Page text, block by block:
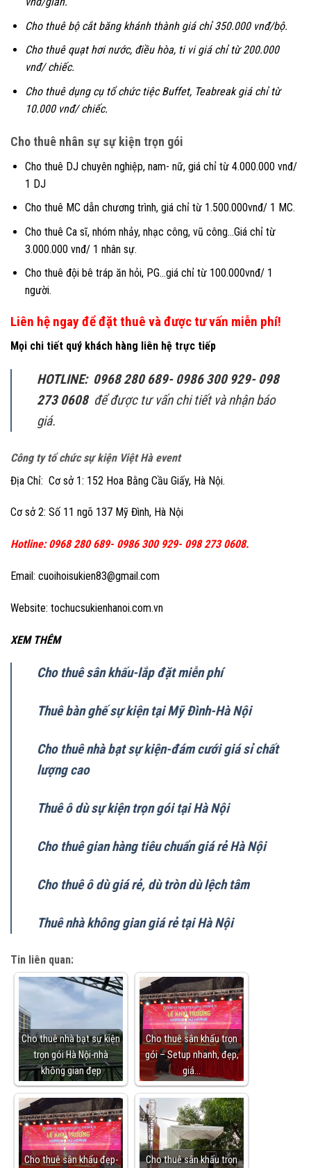
Cho thuê bộ cắt băng khánh thành giá chỉ 350.000 vnđ/bộ.
Cho thuê quạt hơi nước, điều hòa, ti vi giá chỉ từ 200.000
vnđ/ chiếc.
Cho thuê dụng cụ tổ chức tiệc Buffet, Teabreak giá chỉ từ
10.000 vnđ/ chiếc.
Cho thuê nhân sự sự kiện trọn gói
Cho thuê DJ chuyên nghiệp, nam- nữ, giá chỉ từ 4.000.000 vnđ/
1 DJ
Cho thuê MC dẫn chương trình, giá chỉ từ 1.500.000vnđ/ 1 MC.
Cho thuê Ca sĩ, nhóm nhảy, nhạc công, vũ công…Giá chỉ từ
3.000.000 vnđ/ 1 nhân sự.
Cho thuê đội bê tráp ăn hỏi, PG…giá chỉ từ 100.000vnđ/ 1
người.
Liên hệ ngay để đặt thuê và được tư vấn miễn phí!
Mọi chi tiết quý khách hàng liên hệ trực tiếp
HOTLINE: 0968 280 689- 0986 300 929- 098
273 0608 để được tư vấn chi tiết và nhận báo
giá.
Công ty tổ chức sự kiện Việt Hà event
Địa Chỉ: Cơ sở 1: 152 Hoa Bằng Cầu Giấy, Hà Nội.
Cơ sở 2: Số 11 ngõ 137 Mỹ Đình, Hà Nội
Hotline: 0968 280 689- 0986 300 929- 098 273 0608.
Email: cuoihoisukien83@gmail.com
Website: tochucsukienhanoi.com.vn
XEM THÊM
Cho thuê sân khấu-lắp đặt miễn phí
Thuê bàn ghế sự kiện tại Mỹ Đình-Hà Nội
Cho thuê nhà bạt sự kiện-đám cưới giá sỉ chất
lượng cao
Thuê ô dù sự kiện trọn gói tại Hà Nội
Cho thuê gian hàng tiêu chuẩn giá rẻ Hà Nội
Cho thuê ô dù giá rẻ, dù tròn dù lệch tâm
Thuê nhà không gian giá rẻ tại Hà Nội
Tin liên quan:
Cho thuê nhà bạt sự kiện
trọn gói Hà Nội-nhà
không gian đẹp
Cho thuê sân khấu trọn
gói – Setup nhanh, đẹp,
giá…
Cho thuê sân khấu đẹp-
Cho thuê sân khấu trọn